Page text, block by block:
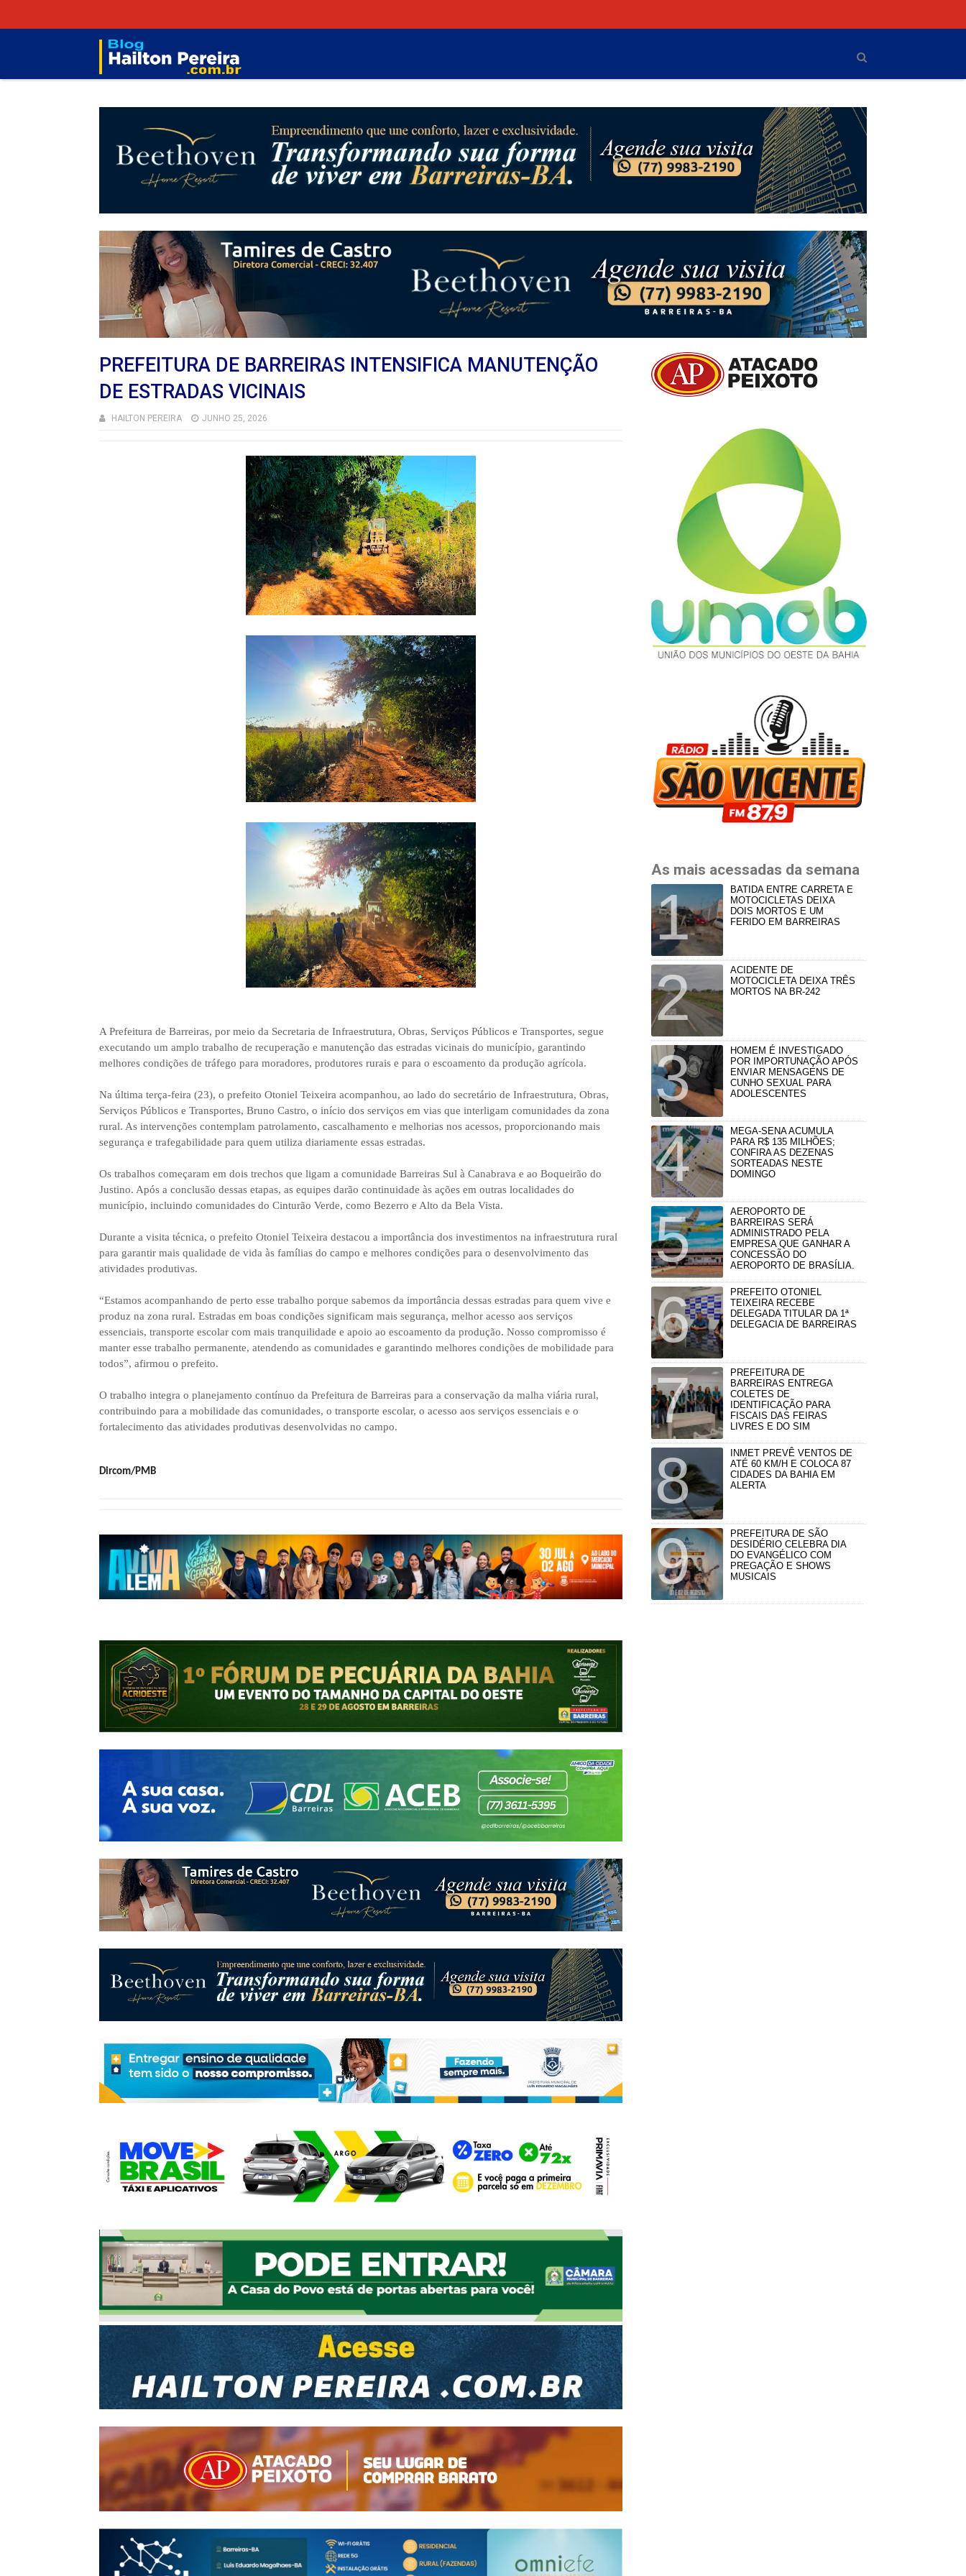
PREFEITURA DE BARREIRAS INTENSIFICA MANUTENÇÃO
DE ESTRADAS VICINAIS
HAILTON PEREIRA JUNHO 25, 2026
A Prefeitura de Barreiras, por meio da Secretaria de Infraestrutura, Obras, Serviços Públicos e Transportes, segue
executando um amplo trabalho de recuperação e manutenção das estradas vicinais do município, garantindo
melhores condições de tráfego para moradores, produtores rurais e para o escoamento da produção agrícola.
Na última terça-feira (23), o prefeito Otoniel Teixeira acompanhou, ao lado do secretário de Infraestrutura, Obras,
Serviços Públicos e Transportes, Bruno Castro, o início dos serviços em vias que interligam comunidades da zona
rural. As intervenções contemplam patrolamento, cascalhamento e melhorias nos acessos, proporcionando mais
segurança e trafegabilidade para quem utiliza diariamente essas estradas.
Os trabalhos começaram em dois trechos que ligam a comunidade Barreiras Sul à Canabrava e ao Boqueirão do
Justino. Após a conclusão dessas etapas, as equipes darão continuidade às ações em outras localidades do
município, incluindo comunidades do Cinturão Verde, como Bezerro e Alto da Bela Vista.
Durante a visita técnica, o prefeito Otoniel Teixeira destacou a importância dos investimentos na infraestrutura rural
para garantir mais qualidade de vida às famílias do campo e melhores condições para o desenvolvimento das
atividades produtivas.
“Estamos acompanhando de perto esse trabalho porque sabemos da importância dessas estradas para quem vive e
produz na zona rural. Estradas em boas condições significam mais segurança, melhor acesso aos serviços
essenciais, transporte escolar com mais tranquilidade e apoio ao escoamento da produção. Nosso compromisso é
manter esse trabalho permanente, atendendo as comunidades e garantindo melhores condições de mobilidade para
todos”, afirmou o prefeito.
O trabalho integra o planejamento contínuo da Prefeitura de Barreiras para a conservação da malha viária rural,
contribuindo para a mobilidade das comunidades, o transporte escolar, o acesso aos serviços essenciais e o
fortalecimento das atividades produtivas desenvolvidas no campo.
Dircom/PMB
As mais acessadas da semana
BATIDA ENTRE CARRETA E
MOTOCICLETAS DEIXA
DOIS MORTOS E UM
FERIDO EM BARREIRAS
ACIDENTE DE
MOTOCICLETA DEIXA TRÊS
MORTOS NA BR-242
HOMEM É INVESTIGADO
POR IMPORTUNAÇÃO APÓS
ENVIAR MENSAGENS DE
CUNHO SEXUAL PARA
ADOLESCENTES
MEGA-SENA ACUMULA
PARA R$ 135 MILHÕES;
CONFIRA AS DEZENAS
SORTEADAS NESTE
DOMINGO
AEROPORTO DE
BARREIRAS SERÁ
ADMINISTRADO PELA
EMPRESA QUE GANHAR A
CONCESSÃO DO
AEROPORTO DE BRASÍLIA.
PREFEITO OTONIEL
TEIXEIRA RECEBE
DELEGADA TITULAR DA 1ª
DELEGACIA DE BARREIRAS
PREFEITURA DE
BARREIRAS ENTREGA
COLETES DE
IDENTIFICAÇÃO PARA
FISCAIS DAS FEIRAS
LIVRES E DO SIM
INMET PREVÊ VENTOS DE
ATÉ 60 KM/H E COLOCA 87
CIDADES DA BAHIA EM
ALERTA
PREFEITURA DE SÃO
DESIDÉRIO CELEBRA DIA
DO EVANGÉLICO COM
PREGAÇÃO E SHOWS
MUSICAIS